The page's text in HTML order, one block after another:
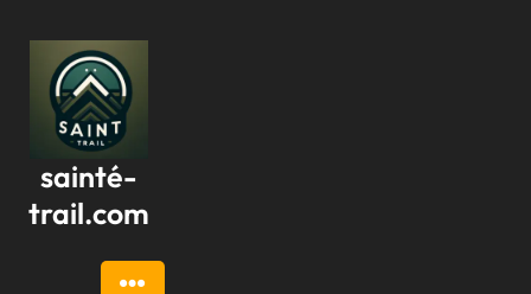
contenu
sainté-
trail.com